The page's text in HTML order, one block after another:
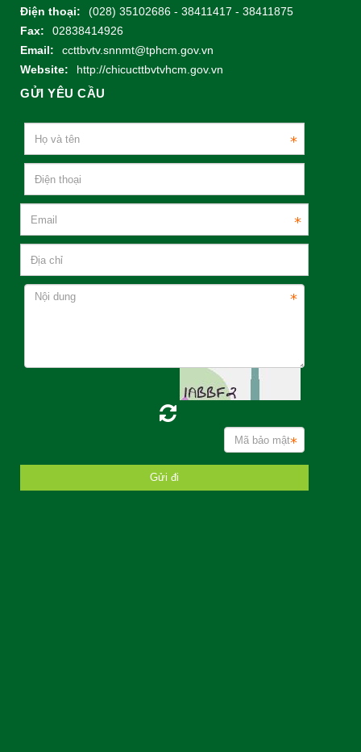
Điện thoại:
(028) 35102686 - 38411417 - 38411875
Fax:
02838414926
Email:
ccttbvtv.snnmt@tphcm.gov.vn
Website:
http://chicucttbvtvhcm.gov.vn
GỬI YÊU CẦU